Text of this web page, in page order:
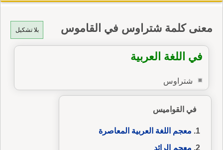
بلا تشكيل معنى كلمة شتراوس في القاموس
في اللغة العربية
شتراوس
في القواميس
معجم اللغة العربية المعاصرة
معجم الرائد